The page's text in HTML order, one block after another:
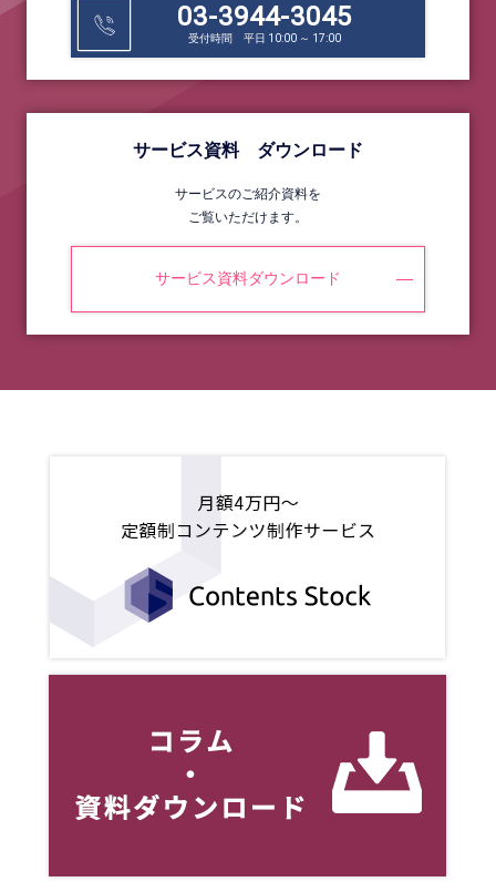
03-3944-3045
受付時間 平日 10:00 ～ 17:00
サービス資料 ダウンロード
サービスのご紹介資料を
ご覧いただけます。
サービス資料ダウンロード